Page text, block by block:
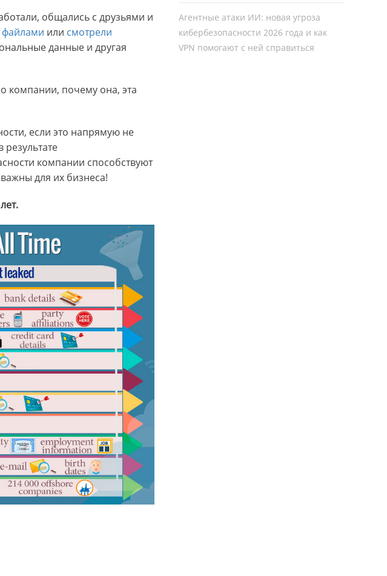
общались с друзьями и
или смотрели
данные и другая
компании, почему она, эта
если это напрямую не
компании способствуют
для их бизнеса!
Агентные атаки ИИ: новая угроза
кибербезопасности 2026 года и как
VPN помогают с ней справиться